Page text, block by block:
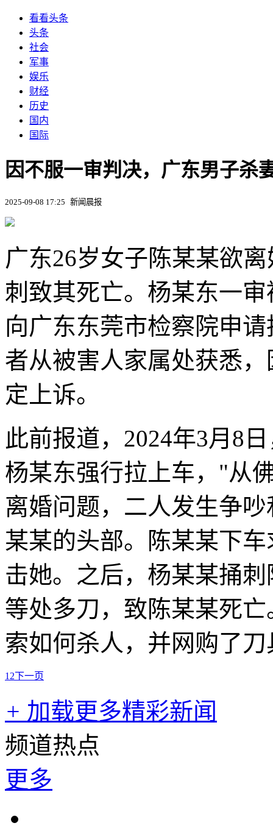
看看头条
头条
社会
军事
娱乐
财经
历史
国内
国际
因不服一审判决，广东男子杀
2025-09-08 17:25 新闻晨报
广东26岁女子陈某某欲
刺致其死亡。杨某东一
向广东东莞市检察院申
者从被害人家属处获悉
定上诉。
此前报道，2024年3月8
杨某东强行拉上车，"从
离婚问题，二人发生争
某某的头部。陈某某下
击她。之后，杨某某捅
等处多刀，致陈某某死
索如何杀人，并网购了刀
1 2下一页
+ 加载更多精彩新闻
频道热点
更多